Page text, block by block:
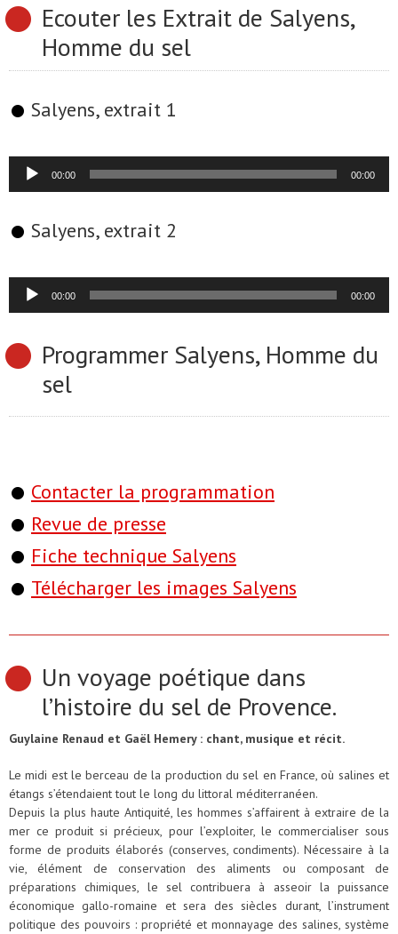
Ecouter les Extrait de Salyens,
Homme du sel
Salyens, extrait 1
Lecteur
audio
00:00 00:00
Salyens, extrait 2
Lecteur
audio
00:00 00:00
Programmer Salyens, Homme du
sel
Contacter la programmation
Revue de presse
Fiche technique Salyens
Télécharger les images Salyens
Un voyage poétique dans
l’histoire du sel de Provence.
Guylaine Renaud et Gaël Hemery : chant, musique et récit.
Le midi est le berceau de la production du sel en France, où salines et
étangs s’étendaient tout le long du littoral méditerranéen.
Depuis la plus haute Antiquité, les hommes s’affairent à extraire de la
mer ce produit si précieux, pour l’exploiter, le commercialiser sous
forme de produits élaborés (conserves, condiments). Nécessaire à la
vie, élément de conservation des aliments ou composant de
préparations chimiques, le sel contribuera à asseoir la puissance
économique gallo-romaine et sera des siècles durant, l’instrument
politique des pouvoirs : propriété et monnayage des salines, système